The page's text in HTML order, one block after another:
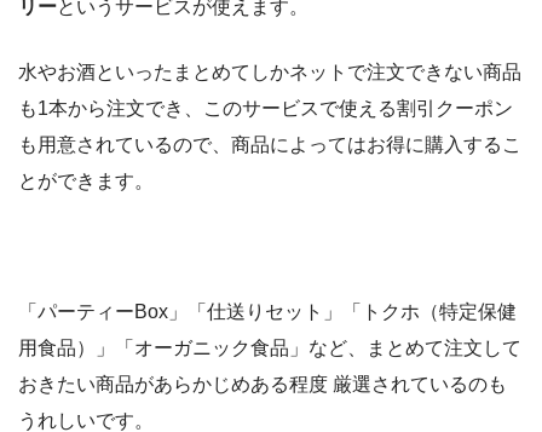
リーというサービスが使えます。
水やお酒といったまとめてしかネットで注文できない商品
も1本から注文でき、このサービスで使える割引クーポン
も用意されているので、商品によってはお得に購入するこ
とができます。
「パーティーBox」「仕送りセット」「トクホ（特定保健
用食品）」「オーガニック食品」など、まとめて注文して
おきたい商品があらかじめある程度 厳選されているのも
うれしいです。